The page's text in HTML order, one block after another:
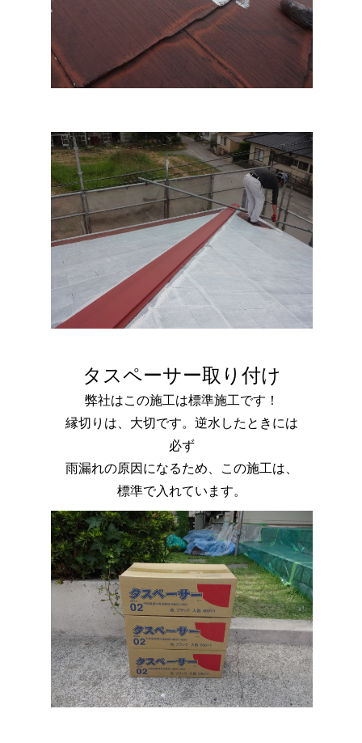
タスペーサー取り付け
弊社はこの施工は標準施工です！
縁切りは、大切です。逆水したときには
必ず
雨漏れの原因になるため、この施工は、
標準で入れています。